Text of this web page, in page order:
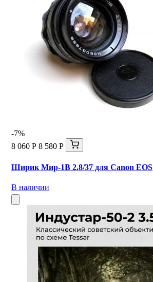
-7%
8 060 Р 8 580 Р
Ширик Мир-1В 2.8/37 для Canon EOS
В наличии